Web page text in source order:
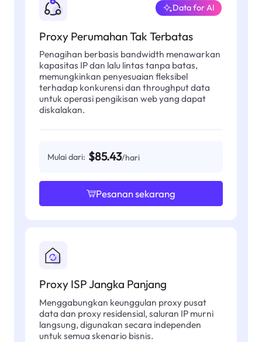
Proxy Perumahan Tak Terbatas
Data for AI
Penagihan berbasis bandwidth menawarkan
kapasitas IP dan lalu lintas tanpa batas,
memungkinkan penyesuaian fleksibel
terhadap konkurensi dan throughput data
untuk operasi pengikisan web yang dapat
diskalakan.
Mulai dari: $85.43/hari
Pesanan sekarang
Proxy ISP Jangka Panjang
Menggabungkan keunggulan proxy pusat
data dan proxy residensial, saluran IP murni
langsung, digunakan secara independen
untuk semua skenario bisnis.